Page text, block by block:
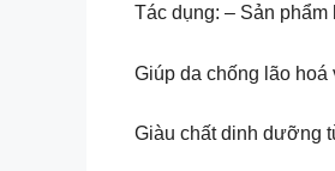
Tác dụng: – Sản
Giúp da chống lão hoá
Giàu chất dinh dưỡng